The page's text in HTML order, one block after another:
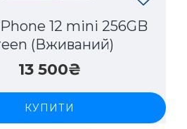
12 mini 256GB
(Вживаний)
13 500₴
КУПИТИ